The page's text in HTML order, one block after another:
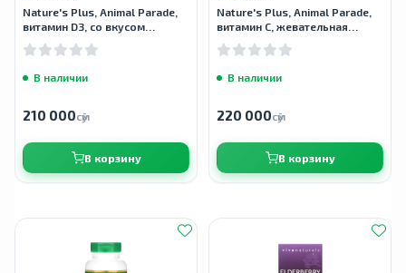
Nature's Plus, Animal Parade,
витамин D3, со вкусом
В наличии
210 000сӯм
В корзину
Nature's Plus, Animal Parade,
витамин C, жевательная
детей, 90 таблеток
В наличии
220 000сӯм
В корзину